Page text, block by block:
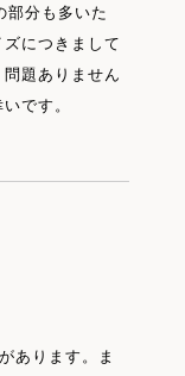
部分も多いた
につきまして
題ありません
です。
あります。ま